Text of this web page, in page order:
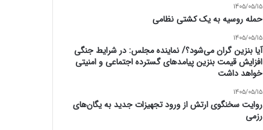
1405/05/15
حمله روسیه به یک کشتی نظامی
1405/05/15
آیا بنزین گران می‌شود؟/ نماینده مجلس: در شرایط جنگی
افزایش قیمت بنزین پیامدهای گسترده اجتماعی و امنیتی
خواهد داشت
1405/05/15
روایت سخنگوی ارتش از ورود تجهیزات جدید به یگان‌های
رزمی